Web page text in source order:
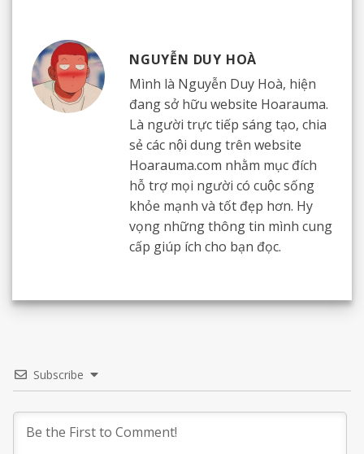
NGUYỄN DUY HOÀ
Mình là Nguyễn Duy Hoà, hiện
đang sở hữu website Hoarauma.
Là người trực tiếp sáng tạo, chia
sẻ các nội dung trên website
Hoarauma.com nhằm mục đích
hỗ trợ mọi người có cuộc sống
khỏe mạnh và tốt đẹp hơn. Hy
vọng những thông tin mình cung
cấp giúp ích cho bạn đọc.
Subscribe